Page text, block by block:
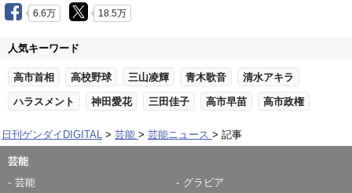
6.6万 18.5万
人気キーワード
高市首相 高校野球 三山凌輝 青木歌音 清水アキラ
ハラスメント 神田愛花 三田佳子 高市早苗 高市政権
日刊ゲンダイDIGITAL 芸能 芸能ニュース 記事
芸能
芸能
グラビア